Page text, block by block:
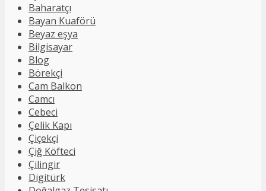
Baharatçı
Bayan Kuaförü
Beyaz eşya
Bilgisayar
Blog
Börekçi
Cam Balkon
Camcı
Cebeci
Çelik Kapı
Çiçekçi
Çiğ Köfteci
Çilingir
Digitürk